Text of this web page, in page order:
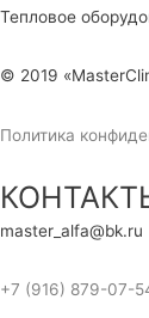
Тепловое
© 2019
Политика
master_alfa@bk.ru
+7 (916) 879-07-